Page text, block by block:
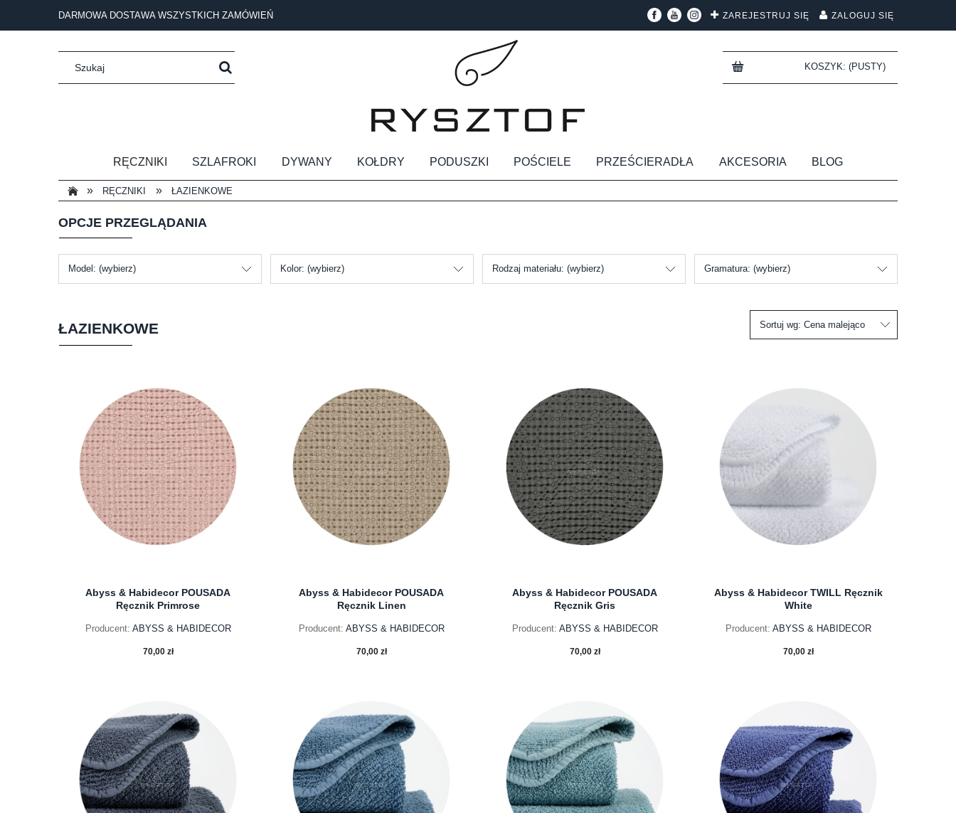
ZAREJESTRUJ SIĘ ZALOGUJ SIĘ
DARMOWA DOSTAWA WSZYSTKICH ZAMÓWIEŃ
KOSZYK: (PUSTY)
RĘCZNIKI SZLAFROKI DYWANY KOŁDRY PODUSZKI POŚCIELE PRZEŚCIERADŁA AKCESORIA BLOG
» RĘCZNIKI » ŁAZIENKOWE
OPCJE PRZEGLĄDANIA
Model: (wybierz) Kolor: (wybierz) Rodzaj materiału: (wybierz) Gramatura: (wybierz)
ŁAZIENKOWE Sortuj wg: Cena malejąco
Abyss & Habidecor POUSADA
Ręcznik Primrose
Producent: ABYSS & HABIDECOR
70,00 zł
do koszyka
Abyss & Habidecor POUSADA
Ręcznik Linen
Producent: ABYSS & HABIDECOR
70,00 zł
do koszyka
Abyss & Habidecor POUSADA
Ręcznik Gris
Producent: ABYSS & HABIDECOR
70,00 zł
do koszyka
Abyss & Habidecor TWILL Ręcznik
White
Producent: ABYSS & HABIDECOR
70,00 zł
do koszyka